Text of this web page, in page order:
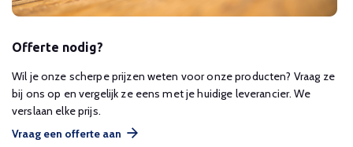
Offerte nodig?
Wil je onze scherpe prijzen weten voor onze producten? Vraag ze
bij ons op en vergelijk ze eens met je huidige leverancier. We
verslaan elke prijs.
Vraag een offerte aan